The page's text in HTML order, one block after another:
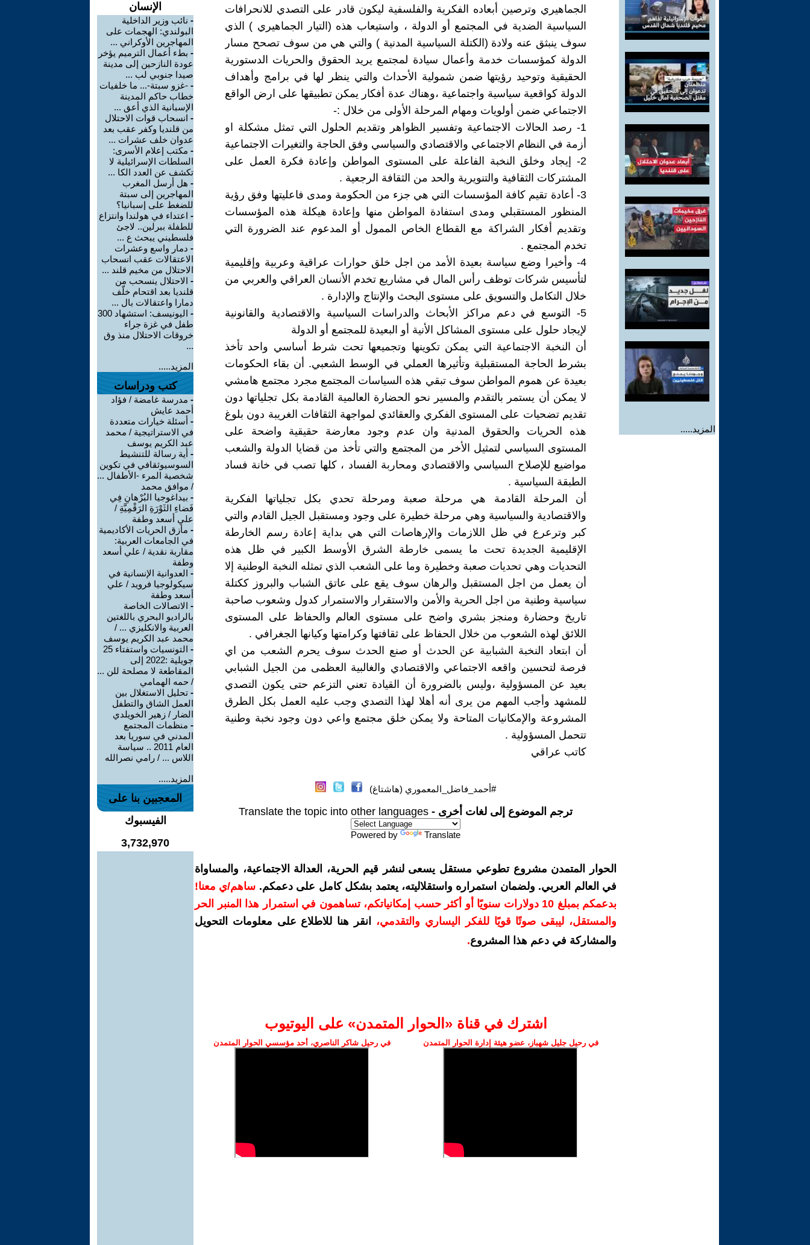
المزيد.....
الجماهيري وترصين أبعاده الفكرية والفلسفية ليكون قادر على التصدي للانحرافات
السياسية الضدية في المجتمع أو الدولة ، واستيعاب هذه (التيار الجماهيري ) الذي
سوف ينبثق عنه ولادة (الكتلة السياسية المدنية ) والتي هي من سوف تصحح مسار
الدولة كمؤسسات خدمة وأعمال سيادة لمجتمع يريد الحقوق والحريات الدستورية
الحقيقية وتوحيد رؤيتها ضمن شمولية الأحداث والتي ينظر لها في برامج وأهداف
الدولة كواقعية سياسية واجتماعية ،وهناك عدة أفكار يمكن تطبيقها على ارض الواقع
الاجتماعي ضمن أولويات ومهام المرحلة الأولى من خلال :-
1- رصد الحالات الاجتماعية وتفسير الظواهر وتقديم الحلول التي تمثل مشكلة او
أزمة في النظام الاجتماعي والاقتصادي والسياسي وفق الحاجة والتغيرات الاجتماعية
2- إيجاد وخلق النخبة الفاعلة على المستوى المواطن وإعادة فكرة العمل على
المشتركات الثقافية والتنويرية والحد من الثقافة الرجعية .
3- أعادة تقيم كافة المؤسسات التي هي جزء من الحكومة ومدى فاعليتها وفق رؤية
المنظور المستقبلي ومدى استفادة المواطن منها وإعادة هيكلة هذه المؤسسات
وتقديم أفكار الشراكة مع القطاع الخاص الممول أو المدعوم عند الضرورة التي
تخدم المجتمع .
4- وأخيرا وضع سياسة بعيدة الأمد من اجل خلق حوارات عراقية وعربية وإقليمية
لتأسيس شركات توظف رأس المال في مشاريع تخدم الأنسان العراقي والعربي من
خلال التكامل والتسويق على مستوى البحث والإنتاج والإدارة .
5- التوسع في دعم مراكز الأبحاث والدراسات السياسية والاقتصادية والقانونية
لإيجاد حلول على مستوى المشاكل الأنية أو البعيدة للمجتمع أو الدولة
أن النخبة الاجتماعية التي يمكن تكوينها وتجميعها تحت شرط أساسي واحد تأخذ
بشرط الحاجة المستقبلية وتأثيرها العملي في الوسط الشعبي. أن بقاء الحكومات
بعيدة عن هموم المواطن سوف تبقي هذه السياسات المجتمع مجرد مجتمع هامشي
لا يمكن أن يستمر بالتقدم والمسير نحو الحضارة العالمية القادمة بكل تجلياتها دون
تقديم تضحيات على المستوى الفكري والعقائدي لمواجهة الثقافات الغريبة دون بلوغ
هذه الحريات والحقوق المدنية وان عدم وجود معارضة حقيقية واضحة على
المستوى السياسي لتمثيل الأخر من المجتمع والتي تأخذ من قضايا الدولة والشعب
مواضيع للإصلاح السياسي والاقتصادي ومحاربة الفساد ، كلها تصب في خانة فساد
الطبقة السياسية .
أن المرحلة القادمة هي مرحلة صعبة ومرحلة تحدي بكل تجلياتها الفكرية
والاقتصادية والسياسية وهي مرحلة خطيرة على وجود ومستقبل الجيل القادم والتي
كبر وترعرع في ظل اللازمات والإرهاصات التي هي بداية إعادة رسم الخارطة
الإقليمية الجديدة تحت ما يسمى خارطة الشرق الأوسط الكبير في ظل هذه
التحديات وهي تحديات صعبة وخطيرة وما على الشعب الذي تمثله النخبة الوطنية إلا
أن يعمل من اجل المستقبل والرهان سوف يقع على عاتق الشباب والبروز ككتلة
سياسية وطنية من اجل الحرية والأمن والاستقرار والاستمرار كدول وشعوب صاحبة
تاريخ وحضارة ومنجز بشري واضح على مستوى العالم والحفاظ على المستوى
اللائق لهذه الشعوب من خلال الحفاظ على ثقافتها وكرامتها وكيانها الجغرافي .
أن ابتعاد النخبة الشبابية عن الحدث أو صنع الحدث سوف يحرم الشعب من اي
فرصة لتحسين واقعه الاجتماعي والاقتصادي والغالبية العظمى من الجيل الشبابي
بعيد عن المسؤولية ،وليس بالضرورة أن القيادة تعني التزعم حتى يكون التصدي
للمشهد وأجب المهم من يرى أنه أهلا لهذا التصدي وجب عليه العمل بكل الطرق
المشروعة والإمكانيات المتاحة ولا يمكن خلق مجتمع واعي دون وجود نخبة وطنية
تتحمل المسؤولية .
كاتب عراقي
#أحمد_فاضل_المعموري (هاشتاغ)
ترجم الموضوع إلى لغات أخرى - Translate the topic into other languages
Powered by Translate
الحوار المتمدن مشروع تطوعي مستقل يسعى لنشر قيم الحرية، العدالة الاجتماعية، والمساواة
في العالم العربي. ولضمان استمراره واستقلاليته، يعتمد بشكل كامل على دعمكم. ساهم/ي معنا!
بدعمكم بمبلغ 10 دولارات سنويًا أو أكثر حسب إمكانياتكم، تساهمون في استمرار هذا المنبر الحر
والمستقل، ليبقى صوتًا قويًا للفكر اليساري والتقدمي،
انقر هنا للاطلاع على معلومات التحويل
والمشاركة في دعم هذا المشروع.
اشترك في قناة ‫«الحوار المتمدن» على اليوتيوب
في رحيل جليل شهباز، عضو هيئة إدارة الحوار المتمدن في رحيل شاكر الناصري، أحد مؤسسي الحوار المتمدن
الإنسان
- نائب وزير الداخلية
البولندي: الهجمات على
المهاجرين الأوكراني ...
- بطء أعمال الترميم يؤخر
عودة النازحين إلى مدينة
صيدا جنوبي لب ...
- -غزو سبتة-... ما خلفيات
خطاب حاكم المدينة
الإسبانية الذي أعق ...
- انسحاب قوات الاحتلال
من قلنديا وكفر عقب بعد
عدوان خلف عشرات ...
- مكتب إعلام الأسرى:
السلطات الإسرائيلية لا
تكشف عن العدد الكا ...
- هل أرسل المغرب
المهاجرين إلى سبتة
للضغط على إسبانيا؟
- اعتداء في هولندا وانتزاع
للطفلة ببرلين.. لاجئ
فلسطيني يبحث ع ...
- دمار واسع وعشرات
الاعتقالات عقب انسحاب
الاحتلال من مخيم قلند ...
- الاحتلال ينسحب من
قلنديا بعد اقتحام خلّف
دمارا واعتقالات بال ...
-
اليونيسف: استشهاد 300
طفل في غزة جراء
خروقات الاحتلال منذ وق
...
المزيد.....
كتب ودراسات
- مدرسة غامضة / فؤاد
أحمد عايش
- أسئلة خيارات متعددة
في الاستراتيجية / محمد
عبد الكريم يوسف
- أية رسالة للتنشيط
السوسيوثقافي في تكوين
شخصية المرء -الأطفال ...
/ موافق محمد
- بيداغوجيا البُرْهانِ فِي
فَضاءِ الثَوْرَةِ الرَقْمِيَّةِ /
علي أسعد وطفة
- مأزق الحريات الأكاديمية
في الجامعات العربية:
مقاربة نقدية / علي أسعد
وطفة
- العدوانية الإنسانية في
سيكولوجيا فرويد / علي
أسعد وطفة
- الاتصالات الخاصة
بالراديو البحري باللغتين
العربية والانكليزي ... /
محمد عبد الكريم يوسف
-
التونسيات واستفتاء 25
جويلية :2022 إلى
المقاطعة لا مصلحة للن ...
/ حمه الهمامي
- تحليل الاستغلال بين
العمل الشاق والتطفل
الضار / زهير الخويلدي
- منظمات المجتمع
المدني في سوريا بعد
العام 2011 .. سياسة
اللاس ... / رامي نصرالله
المزيد.....
المعجبين بنا على
الفيسبوك
3,732,970